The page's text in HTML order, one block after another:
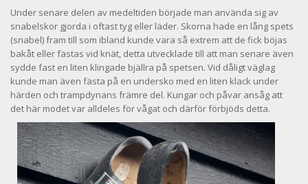
Under senare delen av medeltiden började man använda sig av
snabelskor gjorda i oftast tyg eller läder. Skorna hade en lång spets
(snabel) fram till som ibland kunde vara så extrem att de fick böjas
bakåt eller fästas vid knät, detta utvecklade till att man senare även
sydde fast en liten klingade bjällra på spetsen. Vid dåligt väglag
kunde man även fästa på en undersko med en liten klack under
härden och trampdynans främre del. Kungar och påvar ansåg att
det här modet var alldeles för vågat och därför förbjöds detta.